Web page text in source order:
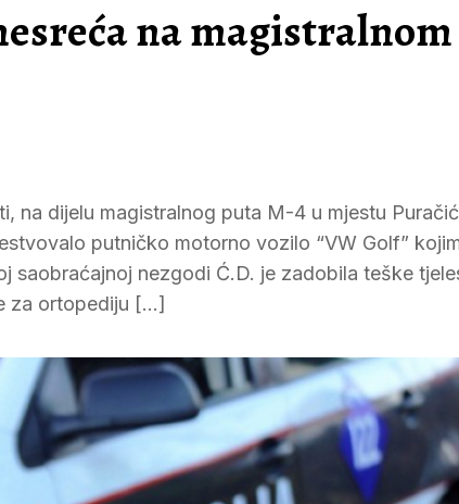
na
na dijelu magistralnog puta M-4 u mjestu
putničko motorno vozilo “VW Golf”
saobraćajnoj nezgodi Ć.D. je zadobila teške
za ortopediju […]